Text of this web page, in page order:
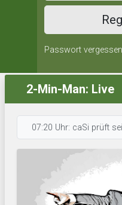
Passwort
2-Min-Man: Live
07:20 Uhr: caSi prüft